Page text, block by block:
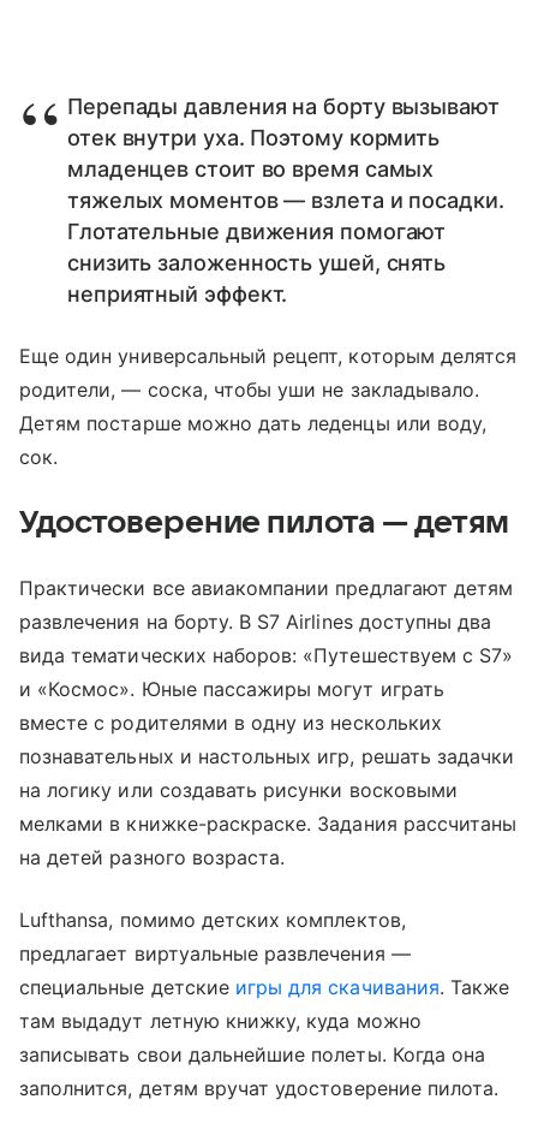
Перепады давления на борту вызывают
отек внутри уха. Поэтому кормить
младенцев стоит во время самых
тяжелых моментов — взлета и посадки.
Глотательные движения помогают
снизить заложенность ушей, снять
неприятный эффект.
Еще один универсальный рецепт, которым делятся
родители, — соска, чтобы уши не закладывало.
Детям постарше можно дать леденцы или воду,
сок.
Удостоверение пилота — детям
Практически все авиакомпании предлагают детям
развлечения на борту. В S7 Airlines доступны два
вида тематических наборов: «Путешествуем с S7»
и «Космос». Юные пассажиры могут играть
вместе с родителями в одну из нескольких
познавательных и настольных игр, решать задачки
на логику или создавать рисунки восковыми
мелками в книжке-раскраске. Задания рассчитаны
на детей разного возраста.
Lufthansa, помимо детских комплектов,
предлагает виртуальные развлечения —
специальные детские игры для скачивания. Также
там выдадут летную книжку, куда можно
записывать свои дальнейшие полеты. Когда она
заполнится, детям вручат удостоверение пилота.